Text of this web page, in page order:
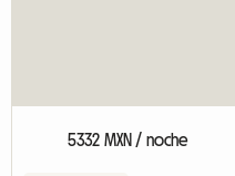
5332 MXN / noche